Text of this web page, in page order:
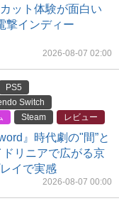
ット体験が面白い
撃インディー
2026-08-07 02:00
PS5
Switch
Steam レビュー
』時代劇の"間”と
リニアで広がる京
イで実感
2026-08-07 00:00